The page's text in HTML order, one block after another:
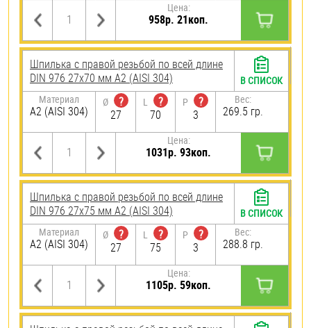
Цена:
958р. 21коп.
Шпилька с правой резьбой по всей длине
DIN 976 27х70 мм А2 (AISI 304)
Материал
А2 (AISI 304)
Ø
?
27
L
?
70
P
?
3
Вес:
269.5 гр.
Цена:
1031р. 93коп.
В СПИСОК
Шпилька с правой резьбой по всей длине
DIN 976 27х75 мм А2 (AISI 304)
Материал
А2 (AISI 304)
Ø
?
27
L
?
75
P
?
3
Вес:
288.8 гр.
Цена:
1105р. 59коп.
В СПИСОК